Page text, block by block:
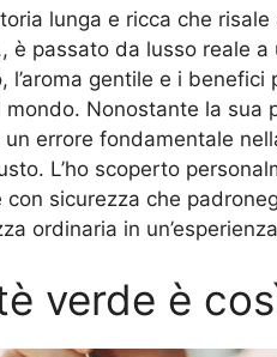
lunga e ricca che
è passato da lusso reale
l’aroma gentile e i
Nonostante la sua
errore fondamentale
L’ho scoperto
sicurezza che
ordinaria in
verde è